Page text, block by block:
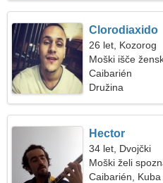
Clorodiaxido
26 let, Kozorog
Moški išče
Caibarién
Družina
Hector
34 let, Dvojčki
Moški želi
Caibarién, Kuba